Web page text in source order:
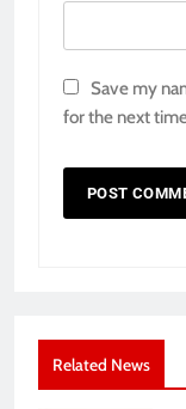
Save my
for the next
Related News